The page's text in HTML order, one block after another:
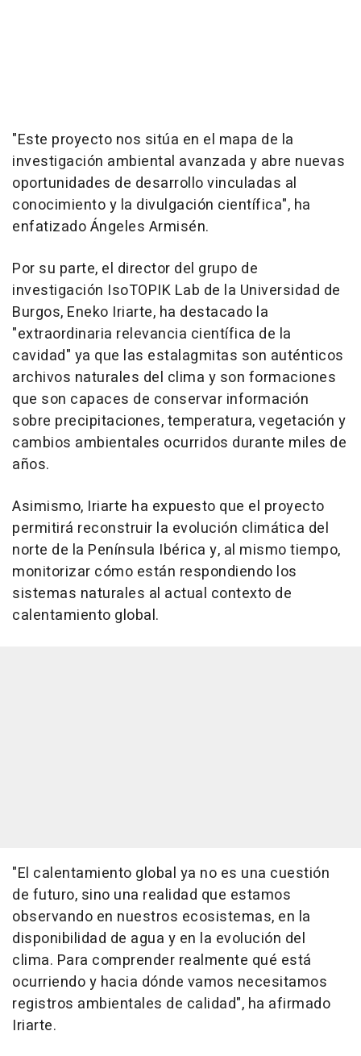
"Este proyecto nos sitúa en el mapa de la
investigación ambiental avanzada y abre nuevas
oportunidades de desarrollo vinculadas al
conocimiento y la divulgación científica", ha
enfatizado Ángeles Armisén.
Por su parte, el director del grupo de
investigación IsoTOPIK Lab de la Universidad de
Burgos, Eneko Iriarte, ha destacado la
"extraordinaria relevancia científica de la
cavidad" ya que las estalagmitas son auténticos
archivos naturales del clima y son formaciones
que son capaces de conservar información
sobre precipitaciones, temperatura, vegetación y
cambios ambientales ocurridos durante miles de
años.
Asimismo, Iriarte ha expuesto que el proyecto
permitirá reconstruir la evolución climática del
norte de la Península Ibérica y, al mismo tiempo,
monitorizar cómo están respondiendo los
sistemas naturales al actual contexto de
calentamiento global.
"El calentamiento global ya no es una cuestión
de futuro, sino una realidad que estamos
observando en nuestros ecosistemas, en la
disponibilidad de agua y en la evolución del
clima. Para comprender realmente qué está
ocurriendo y hacia dónde vamos necesitamos
registros ambientales de calidad", ha afirmado
Iriarte.